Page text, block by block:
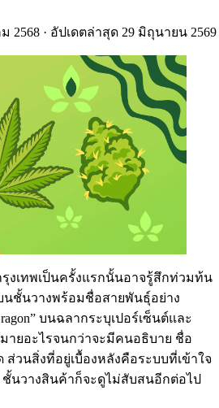
2568 · อัปเดตล่าสุด 29 มิถุนายน 2569
งเทพเป็นครั้งแรกนั้นอาจรู้สึกท่วมท้น
นชั้นวางพร้อมชื่อสายพันธุ์อย่าง
บนฉลากระบุเปอร์เซ็นต์และ
ายอะไรจนกว่าจะมีคนอธิบาย ชื่อ
ส่วนสิ่งที่อยู่เบื้องหลังคือระบบที่เข้าใจ
ชั้นวางสินค้าก็จะดูไม่สับสนอีกต่อไป